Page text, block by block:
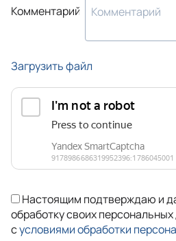
Комментарий
Загрузить файл
Настоящим подтверждаю и
обработку своих
сусловиями обработки